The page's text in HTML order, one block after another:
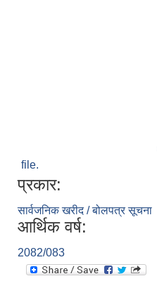
file.
प्रकार:
सार्वजनिक खरीद / बोलपत्र सूचना
आर्थिक वर्ष:
2082/083